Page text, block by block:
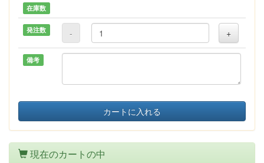
在庫数
発注数 - +
備考
カートに入れる
現在のカートの中